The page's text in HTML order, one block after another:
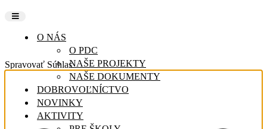
Spravovať Súhlas
O NÁS
O PDC
NAŠE PROJEKTY
NAŠE DOKUMENTY
DOBROVOĽNÍCTVO
NOVINKY
AKTIVITY